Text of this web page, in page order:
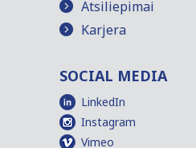
Atsiliepimai
Karjera
SOCIAL MEDIA
LinkedIn
Instagram
Vimeo